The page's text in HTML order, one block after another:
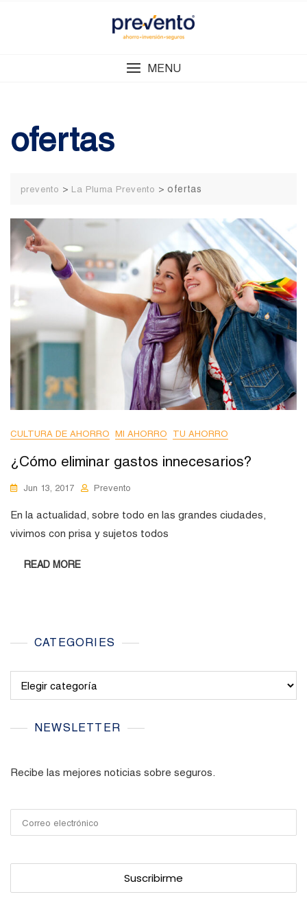
MENU
ofertas
prevento > La Pluma Prevento > ofertas
CULTURA DE AHORRO MI AHORRO TU AHORRO
¿Cómo eliminar gastos innecesarios?
Jun 13, 2017 Prevento
En la actualidad, sobre todo en las grandes ciudades,
vivimos con prisa y sujetos todos
READ MORE
CATEGORIES
NEWSLETTER
Recibe las mejores noticias sobre seguros.